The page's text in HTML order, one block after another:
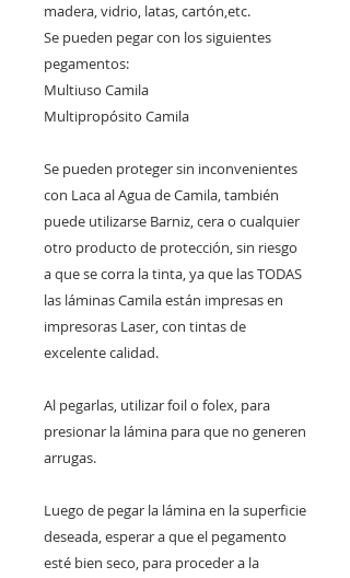
madera, vidrio, latas, cartón,etc.
Se pueden pegar con los siguientes
pegamentos:
Multiuso Camila
Multipropósito Camila
Se pueden proteger sin inconvenientes
con Laca al Agua de Camila, también
puede utilizarse Barniz, cera o cualquier
otro producto de protección, sin riesgo
a que se corra la tinta, ya que las TODAS
las láminas Camila están impresas en
impresoras Laser, con tintas de
excelente calidad.
Al pegarlas, utilizar foil o folex, para
presionar la lámina para que no generen
arrugas.
Luego de pegar la lámina en la superficie
deseada, esperar a que el pegamento
esté bien seco, para proceder a la